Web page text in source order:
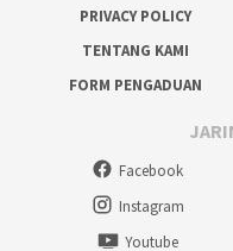
PRIVACY POLICY
TENTANG KAMI
FORM PENGADUAN
Facebook
Instagram
Youtube